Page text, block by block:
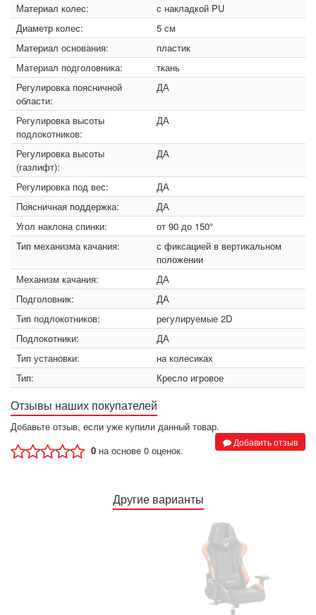
Материал колес:
с накладкой PU
Диаметр колес:
5 см
Материал основания:
пластик
Материал подголовника:
ткань
Регулировка поясничной
области:
ДА
Регулировка высоты
подлокотников:
ДА
Регулировка высоты
(газлифт):
ДА
Регулировка под вес:
ДА
Поясничная поддержка:
ДА
Угол наклона спинки:
от 90 до 150°
Тип механизма качания:
с фиксацией в вертикальном
положении
Механизм качания:
ДА
Подголовник:
ДА
Тип подлокотников:
регулируемые 2D
Подлокотники:
ДА
Тип установки:
на колесиках
Тип:
Кресло игровое
Отзывы наших покупателей
Добавьте отзыв, если уже купили данный товар.
Добавить отзыв
0 на основе 0 оценок.
Другие варианты